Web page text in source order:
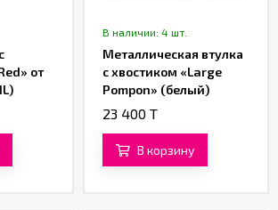
от
В наличии: 4 шт.
Металлическая втулка
с хвостиком «Large
Pompon» (белый)
23 400 T
В корзину